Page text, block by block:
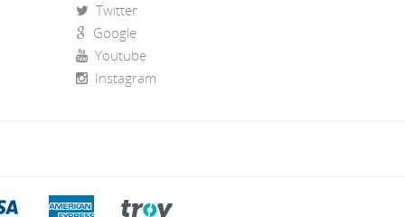
Twitter
Google
Youtube
Instagram